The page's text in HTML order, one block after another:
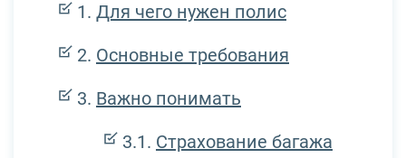
Для чего нужен полис
Основные требования
Важно понимать
Страхование багажа